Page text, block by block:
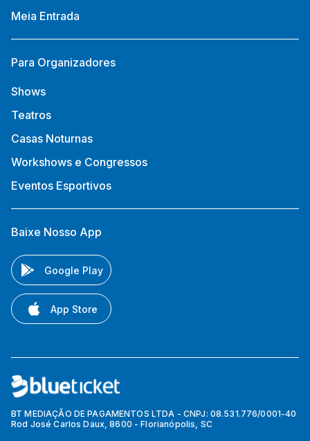
Meia Entrada
Para Organizadores
Shows
Teatros
Casas Noturnas
Workshows e Congressos
Eventos Esportivos
Baixe Nosso App
Google Play
App Store
BT MEDIAÇÃO DE PAGAMENTOS LTDA - CNPJ: 08.531.776/0001-40
Rod José Carlos Daux, 8600 - Florianópolis, SC